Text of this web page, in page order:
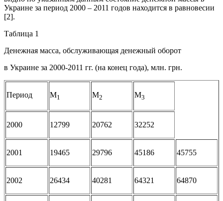
Украине за период 2000 – 2011 годов находится в равновесии
[2].
Таблица 1
Денежная масса, обслуживающая денежный оборот
в Украине за 2000-2011 гг. (на конец года), млн. грн.
Период М1 М2 М3
2000 12799 20762 32252
2001 19465 29796 45186 45755
2002 26434 40281 64321 64870